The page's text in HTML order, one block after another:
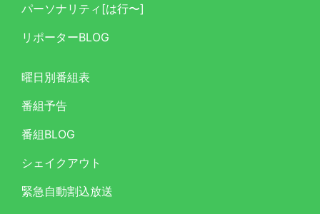
パーソナリティ[は行〜]
リポーターBLOG
曜日別番組表
番組予告
番組BLOG
シェイクアウト
緊急自動割込放送